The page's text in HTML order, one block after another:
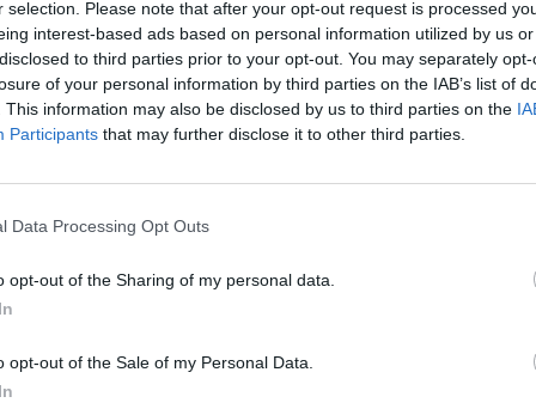
selection. Please note that after your opt-out request is processed
interest-based ads based on personal information utilized by us
to third parties prior to your opt-out. You may separately
of your personal information by third parties on the IAB’s list of
This information may also be disclosed by us to third parties on the
Participants that may further disclose it to other third parties.
Data Processing Opt Outs
opt-out of the Sharing of my personal data.
opt-out of the Sale of my Personal Data.
Μοιραίο μπάνιο για 84χρονη στην
της Καραθώνας στο Ναύπλιο, το
και τα ξεχωριστά ξωκλήσια της